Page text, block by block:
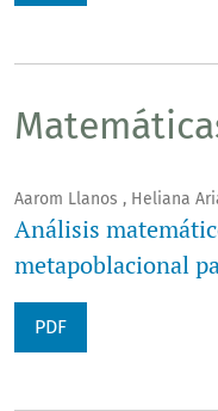
Aarom Llanos , Heliana
Análisis
metapoblacional
PDF